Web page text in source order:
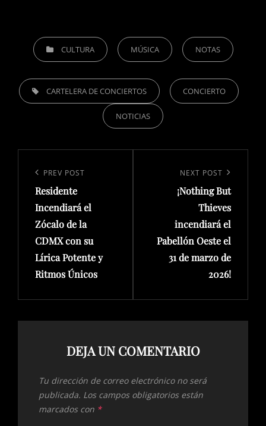
CATEGORIESCULTURA MÚSICA NOTAS
TAGS, CARTELERA DE CONCIERTOS CONCIERTO
NOTICIAS
entradas
Previous
Post
PREV POST
Residente
Incendiará el
Zócalo de la
CDMX con su
Lírica Potente y
Ritmos Únicos
NEXT POST
¡Nothing But
Thieves
incendiará el
Pabellón Oeste el
31 de marzo de
2026!
DEJA UN COMENTARIO
Tu dirección de correo electrónico no será
publicada. Los campos obligatorios están
marcados con *